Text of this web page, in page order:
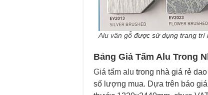
Alu vân gỗ được sử dụng trang trí
Bảng Giá Tấm Alu Trong
Giá tấm alu trong nhà giá rẻ
số lượng mua. Dựa trên báo